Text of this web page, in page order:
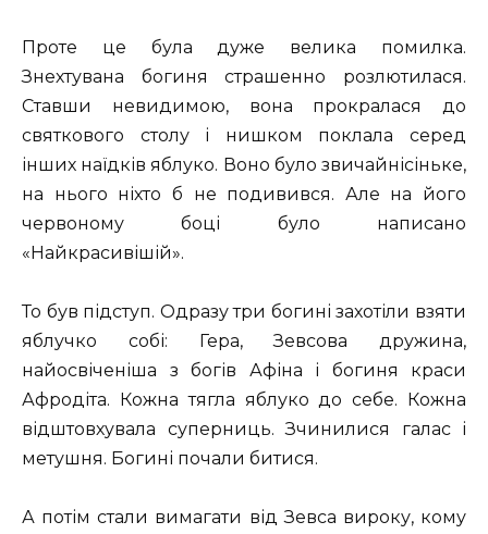
Проте це була дуже велика помилка.
Знехтувана богиня страшенно розлютилася.
Ставши невидимою, вона прокралася до
святкового столу і нишком поклала серед
інших наїдків яблуко. Воно було звичайнісіньке,
на нього ніхто б не подивився. Але на його
червоному боці було написано
«Найкрасивішій».
То був підступ. Одразу три богині захотіли взяти
яблучко собі: Гера, Зевсова дружина,
найосвіченіша з богів Афіна і богиня краси
Афродіта. Кожна тягла яблуко до себе. Кожна
відштовхувала суперниць. Зчинилися галас і
метушня. Богині почали битися.
А потім стали вимагати від Зевса вироку, кому